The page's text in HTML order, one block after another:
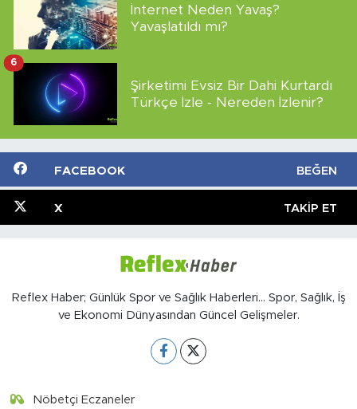
İnternet Neden Yavaş?
Yavaşlatıldı mı?
Şirketimi Evsiz Bir Dahi Kurtardı
Türkçe İzle - Nereden İzlenir?
6
FACEBOOK BEĞEN
X TAKIP ET
Reflex Haber; Günlük Spor ve Sağlık Haberleri... Spor, Sağlık, İş
ve Ekonomi Dünyasından Güncel Gelişmeler.
Nöbetçi Eczaneler